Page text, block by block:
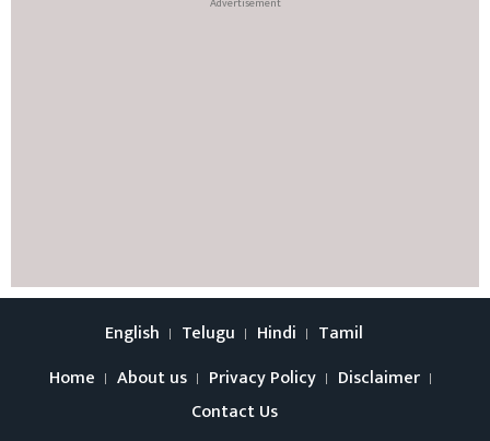
English Telugu Hindi
Tamil
Home
About us Privacy Policy
Disclaimer
Contact Us